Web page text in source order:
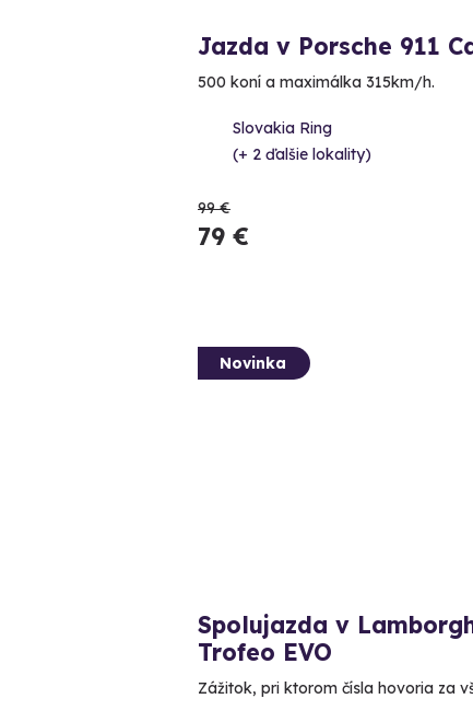
Jazda v Porsche 911
500 koní a maximálka 315km/h.
Slovakia Ring
(+ 2 ďalšie lokality)
99 €
79 €
Novinka
Spolujazda v
Trofeo EVO
Zážitok, pri ktorom čísla hovoria za